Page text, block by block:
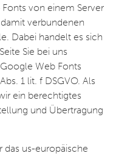
von einem Server
verbundenen
Dabei handelt es sich
Sie bei uns
Web Fonts
1 lit. f DSGVO. Als
ein berechtigtes
und Übertragung
us-europäische